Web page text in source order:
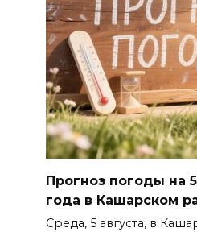
Прогноз погоды на
года в Кашарском
Среда, 5 августа, в